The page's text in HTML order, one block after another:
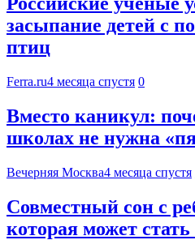
засыпание детей с
птиц
Ferra.ru4 месяца спустя 0
Вместо каникул:
школах не нужна
Вечерняя Москва4 месяца спустя
Совместный сон с
которая может